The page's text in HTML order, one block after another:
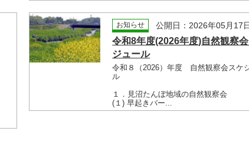
お知らせ 公開日：2026年05月17
令和8年度(2026年度)自然観察
ジュール
令和８（2026）年度 自然観察会スケ
ル
１．見沼たんぼ地域の自然観察会
(１) 早起きバー...